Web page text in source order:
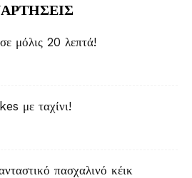
μόλις 20 λεπτά!
με ταχίνι!
πασχαλινό κέικ